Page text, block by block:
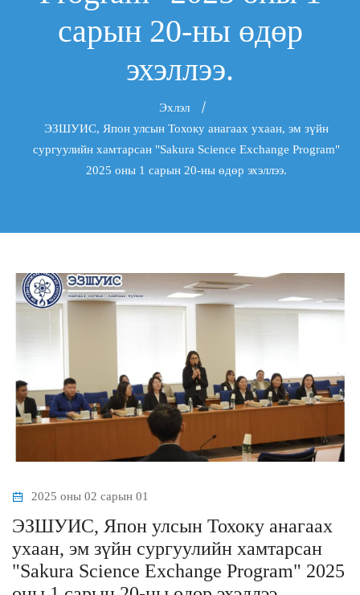
сарын 20-ны өдөр
эхэллээ.
Эхлэл
ЭЗШУИС, Япон улсын Тохоку анагаах ухаан, эм зүйн
сургуулийн хамтарсан "Sakura Science Exchange Program"
2025 оны 1 сарын 20-ны өдөр эхэллээ.
2025 оны 02 сарын 01
ЭЗШУИС, Япон улсын Тохоку анагаах
ухаан, эм зүйн сургуулийн хамтарсан
"Sakura Science Exchange Program" 2025